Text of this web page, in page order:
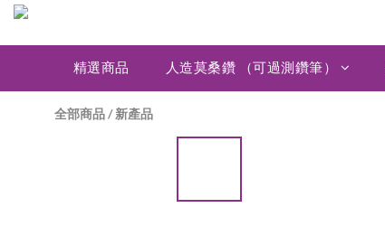
精選商品 人造莫桑鑽 （可過測鑽筆）
全部商品/新產品